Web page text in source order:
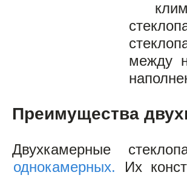
между
Преимущества
Двухкамерные
однокамерных.
Их